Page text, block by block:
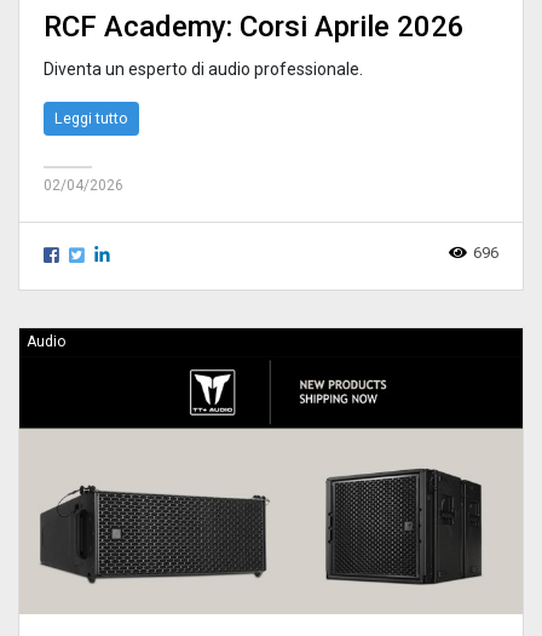
RCF Academy: Corsi Aprile 2026
Diventa un esperto di audio professionale.
Leggi tutto
02/04/2026
696
Audio